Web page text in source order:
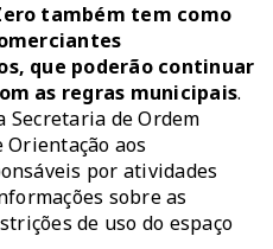
também tem como
que poderão continuar
as regras municipais.
Secretaria de Ordem
aos
por atividades
sobre as
de uso do espaço